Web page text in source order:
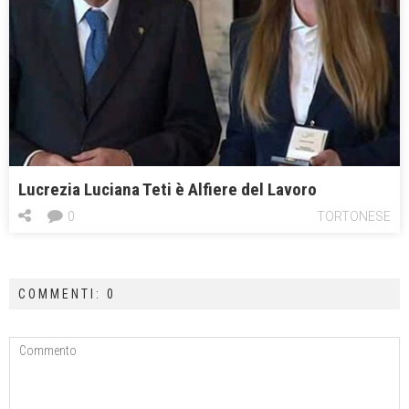
Lucrezia Luciana Teti è Alfiere del Lavoro
TORTONESE
0
COMMENTI: 0